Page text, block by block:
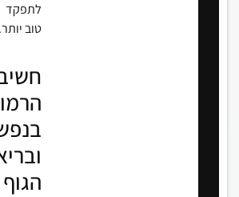
לתפקד
טוב יותר.
הגוף